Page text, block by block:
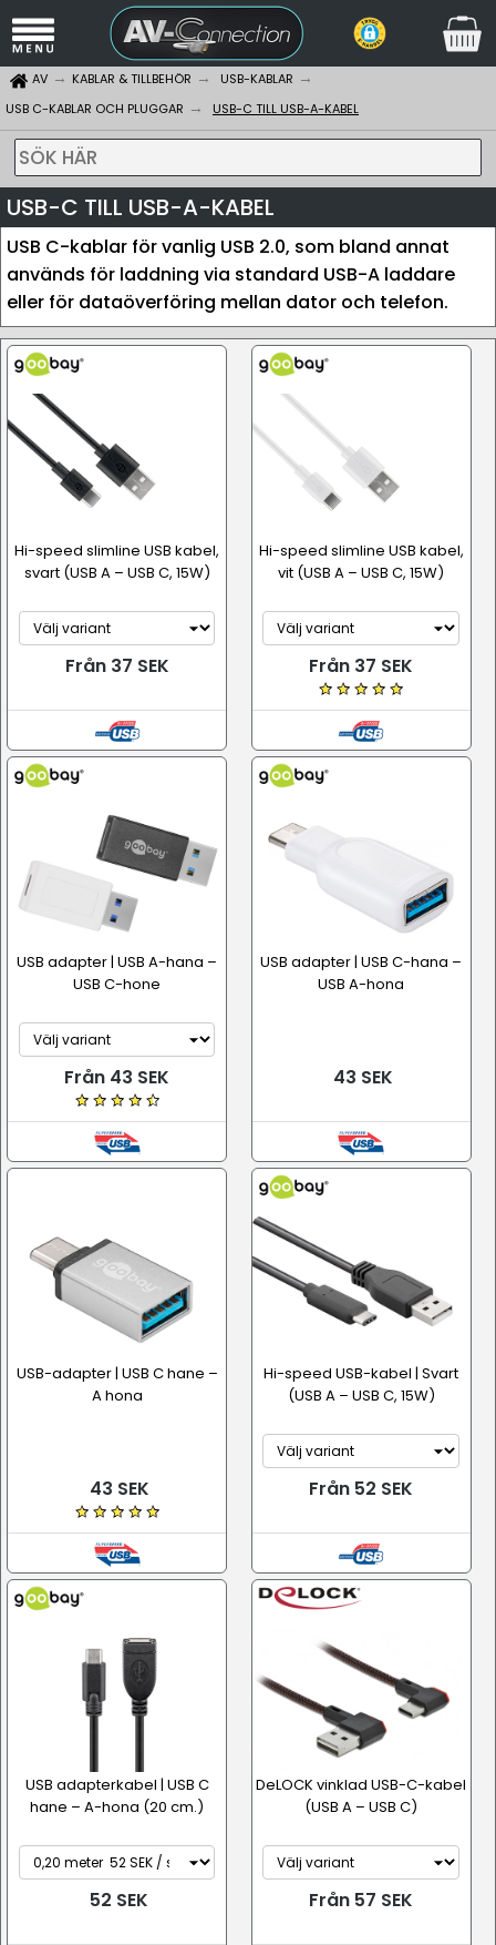
AV KABLAR & TILLBEHÖR
USB-KABLAR
USB C-KABLAR OCH PLUGGAR
USB-C TILL USB-A-KABEL
SÖK HÄR
USB-C TILL USB-A-KABEL
USB C-kablar för vanlig USB 2.0, som bland annat
används för laddning via standard USB-A laddare
eller för dataöverföring mellan dator och telefon.
Hi-speed slimline USB kabel,
svart (USB A – USB C, 15W)
Från 37 SEK
Hi-speed slimline USB kabel,
vit (USB A – USB C, 15W)
Från 37 SEK
USB adapter | USB A-hana –
USB C-hone
Från 43 SEK
USB adapter | USB C-hana –
USB A-hona
43 SEK
USB-adapter | USB C hane –
A hona
43 SEK
Hi-speed USB-kabel | Svart
(USB A – USB C, 15W)
Från 52 SEK
USB adapterkabel | USB C
hane – A-hona (20 cm.)
52 SEK
DeLOCK vinklad USB-C-kabel
(USB A – USB C)
Från 57 SEK